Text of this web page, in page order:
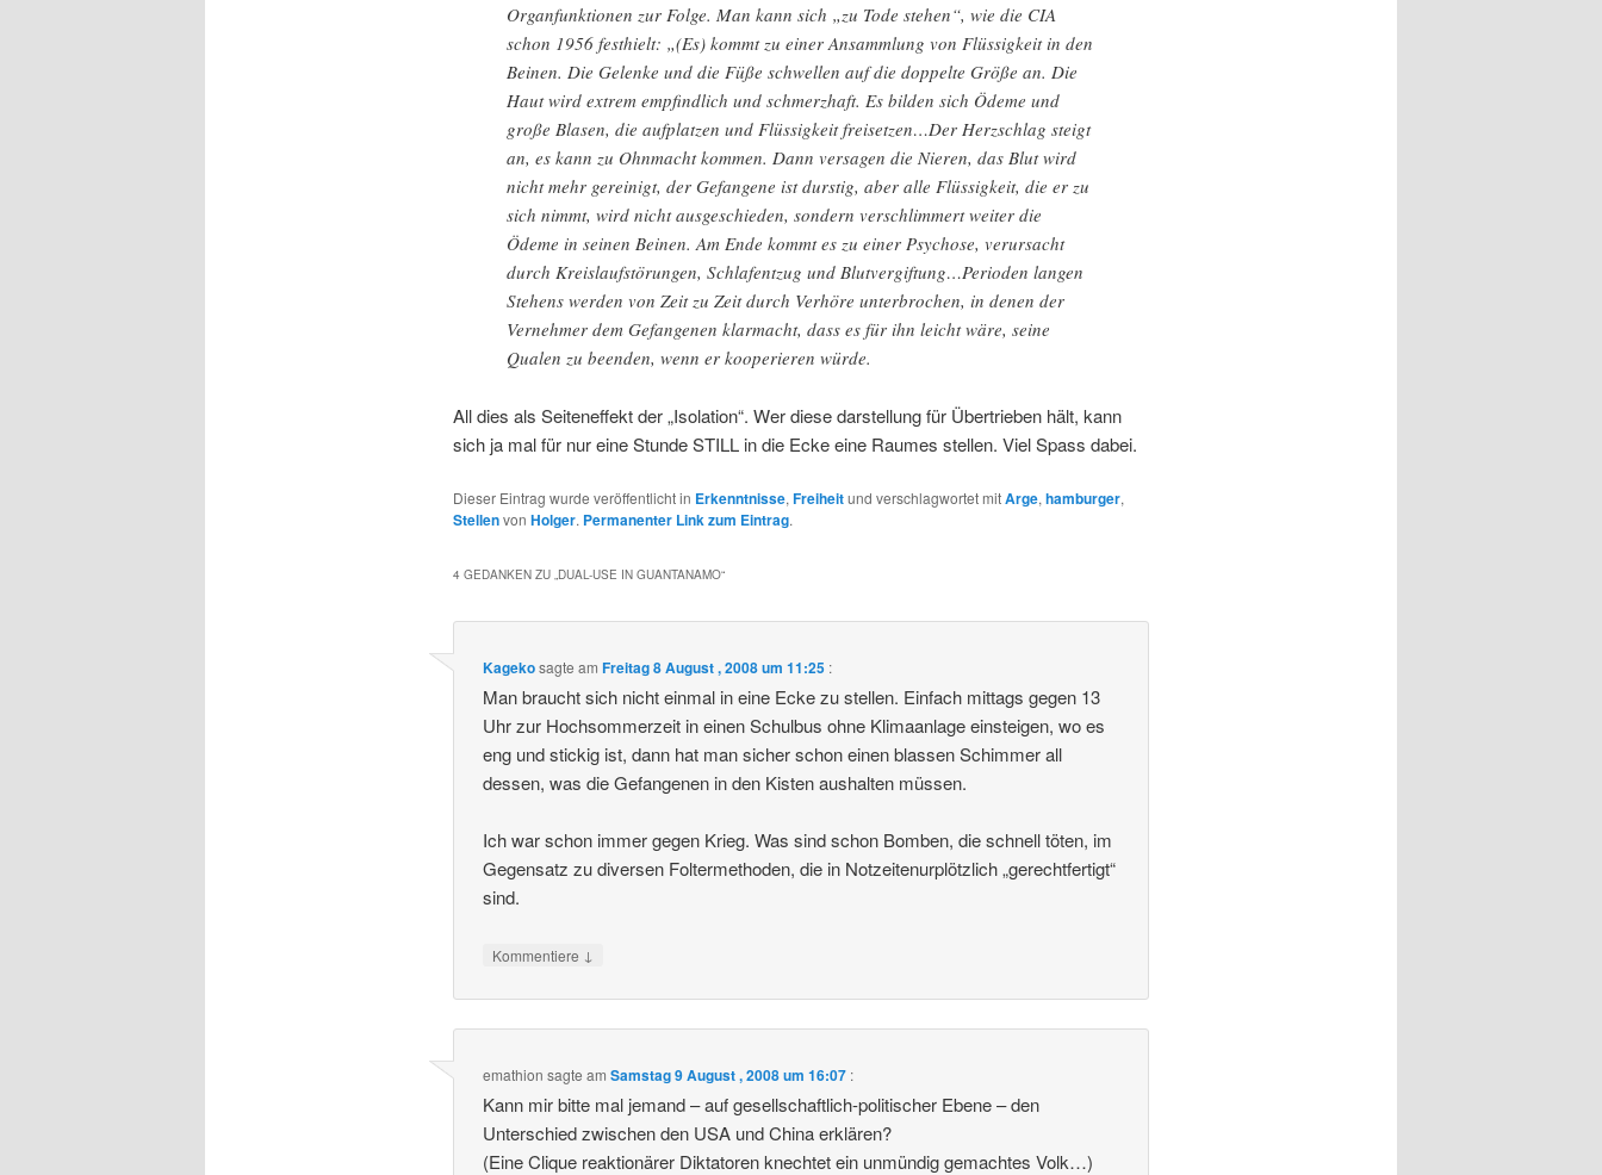
Organfunktionen zur Folge. Man kann sich „zu Tode stehen“, wie die CIA
schon 1956 festhielt: „(Es) kommt zu einer Ansammlung von Flüssigkeit in den
Beinen. Die Gelenke und die Füße schwellen auf die doppelte Größe an. Die
Haut wird extrem empfindlich und schmerzhaft. Es bilden sich Ödeme und
große Blasen, die aufplatzen und Flüssigkeit freisetzen…Der Herzschlag steigt
an, es kann zu Ohnmacht kommen. Dann versagen die Nieren, das Blut wird
nicht mehr gereinigt, der Gefangene ist durstig, aber alle Flüssigkeit, die er zu
sich nimmt, wird nicht ausgeschieden, sondern verschlimmert weiter die
Ödeme in seinen Beinen. Am Ende kommt es zu einer Psychose, verursacht
durch Kreislaufstörungen, Schlafentzug und Blutvergiftung…Perioden langen
Stehens werden von Zeit zu Zeit durch Verhöre unterbrochen, in denen der
Vernehmer dem Gefangenen klarmacht, dass es für ihn leicht wäre, seine
Qualen zu beenden, wenn er kooperieren würde.
All dies als Seiteneffekt der „Isolation“. Wer diese darstellung für Übertrieben hält, kann
sich ja mal für nur eine Stunde STILL in die Ecke eine Raumes stellen. Viel Spass dabei.
Dieser Eintrag wurde veröffentlicht in Erkenntnisse, Freiheitund verschlagwortet mitArge, hamburger,
Stellenvon Holger. Permanenter Link zum Eintrag.
4 GEDANKEN ZU „DUAL-USE IN GUANTANAMO“
Kagekosagte amFreitag 8 August , 2008 um 11:25 :
Man braucht sich nicht einmal in eine Ecke zu stellen. Einfach mittags gegen 13
Uhr zur Hochsommerzeit in einen Schulbus ohne Klimaanlage einsteigen, wo es
eng und stickig ist, dann hat man sicher schon einen blassen Schimmer all
dessen, was die Gefangenen in den Kisten aushalten müssen.
Ich war schon immer gegen Krieg. Was sind schon Bomben, die schnell töten, im
Gegensatz zu diversen Foltermethoden, die in Notzeitenurplötzlich „gerechtfertigt“
sind.
Kommentiere ↓
emathion sagte amSamstag 9 August , 2008 um 16:07 :
Kann mir bitte mal jemand – auf gesellschaftlich-politischer Ebene – den
Unterschied zwischen den USA und China erklären?
(Eine Clique reaktionärer Diktatoren knechtet ein unmündig gemachtes Volk…)